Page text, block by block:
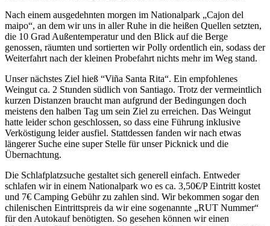
Nach einem ausgedehnten morgen im Nationalpark „Cajon del
maipo“, an dem wir uns in aller Ruhe in die heißen Quellen setzten,
die 10 Grad Außentemperatur und den Blick auf die Berge
genossen, räumten und sortierten wir Polly ordentlich ein, sodass der
Weiterfahrt nach der kleinen Probefahrt nichts mehr im Weg stand.
Unser nächstes Ziel hieß “Viña Santa Rita“. Ein empfohlenes
Weingut ca. 2 Stunden südlich von Santiago. Trotz der vermeintlich
kurzen Distanzen braucht man aufgrund der Bedingungen doch
meistens den halben Tag um sein Ziel zu erreichen. Das Weingut
hatte leider schon geschlossen, so dass eine Führung inklusive
Verköstigung leider ausfiel. Stattdessen fanden wir nach etwas
längerer Suche eine super Stelle für unser Picknick und die
Übernachtung.
Die Schlafplatzsuche gestaltet sich generell einfach. Entweder
schlafen wir in einem Nationalpark wo es ca. 3,50€/P Eintritt kostet
und 7€ Camping Gebühr zu zahlen sind. Wir bekommen sogar den
chilenischen Eintrittspreis da wir eine sogenannte „RUT Nummer“
für den Autokauf benötigten. So gesehen können wir einen